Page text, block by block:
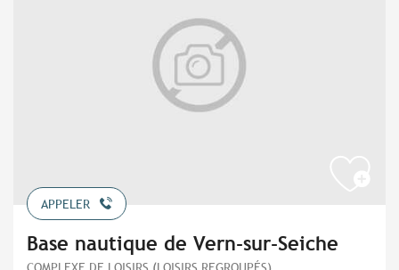
APPELER
Base nautique de Vern-sur-Seiche